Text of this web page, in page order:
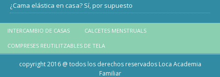
¿Cama elástica en casa? Sí, por supuesto
INTERCAMBIO DE CASAS CALCETES MENSTRUALS
COMPRESES REUTILITZABLES DE TELA
copyright 2016 @ todos los derechos reservados Loca Academia
Familiar